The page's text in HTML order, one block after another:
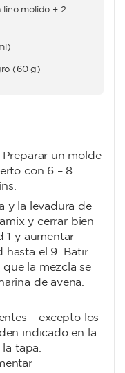
lino molido + 2
(60 g)
Preparar un molde
con 6 – 8
y la levadura de
y cerrar bien
1 y aumentar
hasta el 9. Batir
la mezcla se
de avena.
– excepto los
indicado en la
tapa.